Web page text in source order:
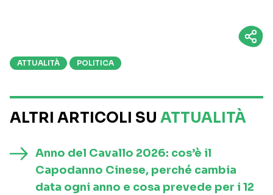
ATTUALITÀ POLITICA
ALTRI ARTICOLI SU ATTUALITÀ
Anno del Cavallo 2026: cos’è il
Capodanno Cinese, perché cambia
data ogni anno e cosa prevede per i 12